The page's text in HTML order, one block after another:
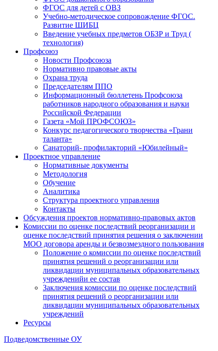
ФГОС для детей с ОВЗ
Учебно-методическое сопровождение ФГОС.
Развитие ШИБЦ
Введение учебных предметов ОБЗР и Труд (
технология)
Профсоюз
Новости Профсоюза
Нормативно правовые акты
Охрана труда
Председателям ППО
Информационный бюллетень Профсоюза
работников народного образования и науки
Российской Федерации
Газета «Мой ПРОФСОЮЗ»
Конкурс педагогического творчества «Грани
таланта»
Санаторий- профилакторий «Юбилейный»
Проектное управление
Нормативные документы
Методология
Обучение
Аналитика
Структура проектного управления
Контакты
Обсуждения проектов нормативно-правовых актов
Комиссии по оценке последствий реорганизации и
оценке последствий принятия решения о заключении
МОО договора аренды и безвозмездного пользования
Положение о комиссии по оценке последствий
принятия решений о реорганизации или
ликвидации муниципальных образовательных
учрежденийи ее состав
Заключения комиссии по оценке последствий
принятия решений о реорганизации или
ликвидации муниципальных образовательных
учреждений
Ресурсы
Подведомственные ОУ